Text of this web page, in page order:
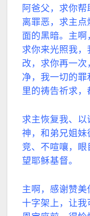
阿爸父，求你
离罪恶，求主
面的黑暗。主啊
求你来光照我
改，求你再一
净，我一切的
里的祷告祈求，
求主恢复我、
神，和弟兄姐
竞、不喧嚷，
望耶稣基督。
主啊，感谢赞
十字架上，让